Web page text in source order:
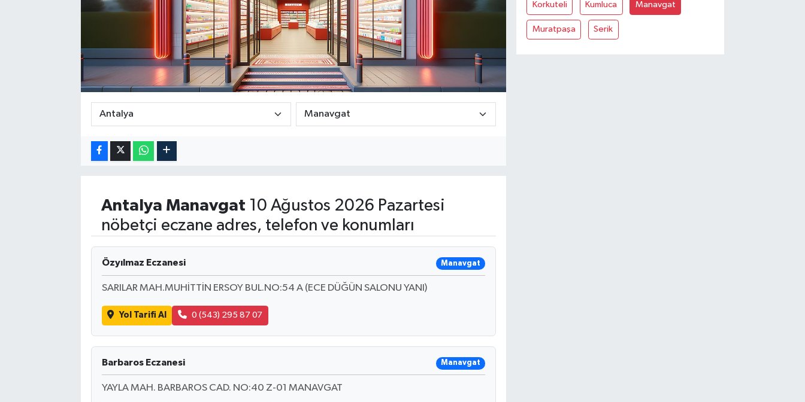
Antalya Manavgat 10 Ağustos 2026 Pazartesi
nöbetçi eczane adres, telefon ve konumları
Özyılmaz Eczanesi Manavgat
SARILAR MAH.MUHİTTİN ERSOY BUL.NO:54 A (ECE DÜĞÜN SALONU YANI)
Yol Tarifi Al 0 (543) 295 87 07
Barbaros Eczanesi Manavgat
YAYLA MAH. BARBAROS CAD. NO:40 Z-01 MANAVGAT
Korkuteli Kumluca Manavgat
Muratpaşa Serik